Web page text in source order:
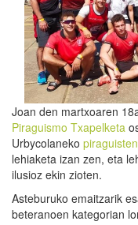
Joan den martxoaren
Piraguismo Txapelketa
Urbycolaneko piraguisten
lehiaketa izan zen, eta
ilusioz ekin zioten.
Asteburuko emaitzarik
beteranoen kategorian